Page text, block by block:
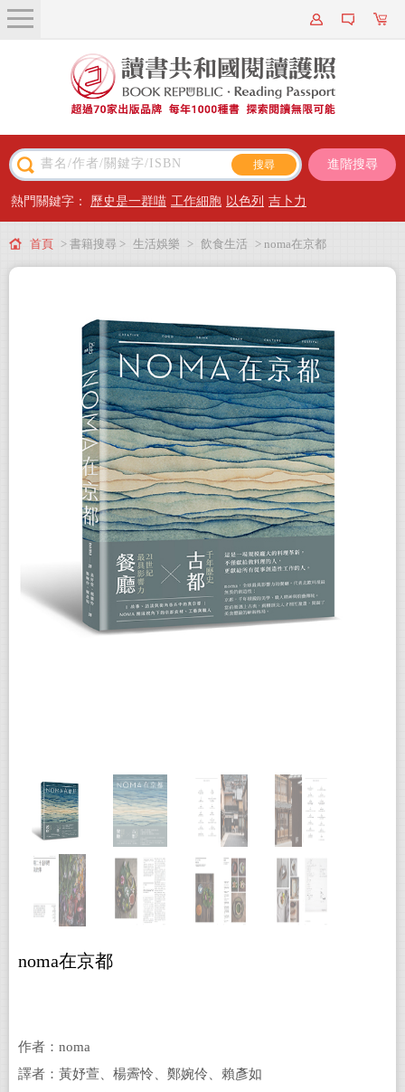
關於我們
近期新書
主題閱讀
出版專區
會員專屬
進階搜尋
熱門關鍵字： 歷史是一群喵 工作細胞 以色列 吉卜力
首頁 > 書籍搜尋 > 生活娛樂 > 飲食生活 > noma在京都
noma在京都
作者：noma
譯者：黃妤萱、楊霽怜、鄭婉伶、賴彥如